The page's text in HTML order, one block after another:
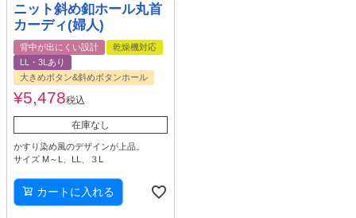
ニット斜め釦ホール丸首
カーディ(婦人)
背中が出にくい設計
乾燥機対応
LL・3Lあり
大きめボタン&斜めボタンホール
¥5,478税込
在庫なし
かすり染め風のデザインが上品。
サイズ M～L、LL、３L
カートに入れる